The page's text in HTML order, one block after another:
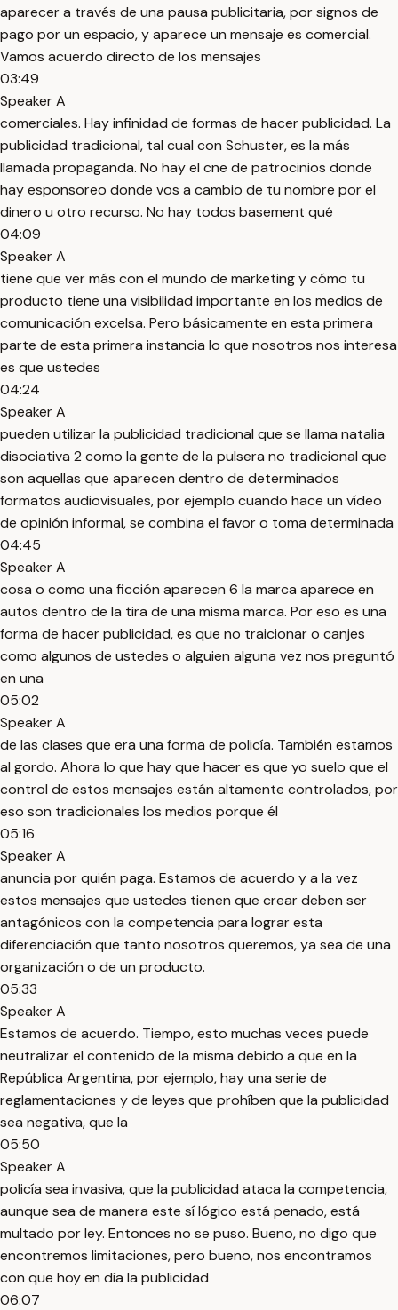
aparecer a través de una pausa publicitaria, por signos de
pago por un espacio, y aparece un mensaje es comercial.
Vamos acuerdo directo de los mensajes
03:49
Speaker A
comerciales. Hay infinidad de formas de hacer publicidad. La
publicidad tradicional, tal cual con Schuster, es la más
llamada propaganda. No hay el cne de patrocinios donde
hay esponsoreo donde vos a cambio de tu nombre por el
dinero u otro recurso. No hay todos basement qué
04:09
Speaker A
tiene que ver más con el mundo de marketing y cómo tu
producto tiene una visibilidad importante en los medios de
comunicación excelsa. Pero básicamente en esta primera
parte de esta primera instancia lo que nosotros nos interesa
es que ustedes
04:24
Speaker A
pueden utilizar la publicidad tradicional que se llama natalia
disociativa 2 como la gente de la pulsera no tradicional que
son aquellas que aparecen dentro de determinados
formatos audiovisuales, por ejemplo cuando hace un vídeo
de opinión informal, se combina el favor o toma determinada
04:45
Speaker A
cosa o como una ficción aparecen 6 la marca aparece en
autos dentro de la tira de una misma marca. Por eso es una
forma de hacer publicidad, es que no traicionar o canjes
como algunos de ustedes o alguien alguna vez nos preguntó
en una
05:02
Speaker A
de las clases que era una forma de policía. También estamos
al gordo. Ahora lo que hay que hacer es que yo suelo que el
control de estos mensajes están altamente controlados, por
eso son tradicionales los medios porque él
05:16
Speaker A
anuncia por quién paga. Estamos de acuerdo y a la vez
estos mensajes que ustedes tienen que crear deben ser
antagónicos con la competencia para lograr esta
diferenciación que tanto nosotros queremos, ya sea de una
organización o de un producto.
05:33
Speaker A
Estamos de acuerdo. Tiempo, esto muchas veces puede
neutralizar el contenido de la misma debido a que en la
República Argentina, por ejemplo, hay una serie de
reglamentaciones y de leyes que prohíben que la publicidad
sea negativa, que la
05:50
Speaker A
policía sea invasiva, que la publicidad ataca la competencia,
aunque sea de manera este sí lógico está penado, está
multado por ley. Entonces no se puso. Bueno, no digo que
encontremos limitaciones, pero bueno, nos encontramos
con que hoy en día la publicidad
06:07